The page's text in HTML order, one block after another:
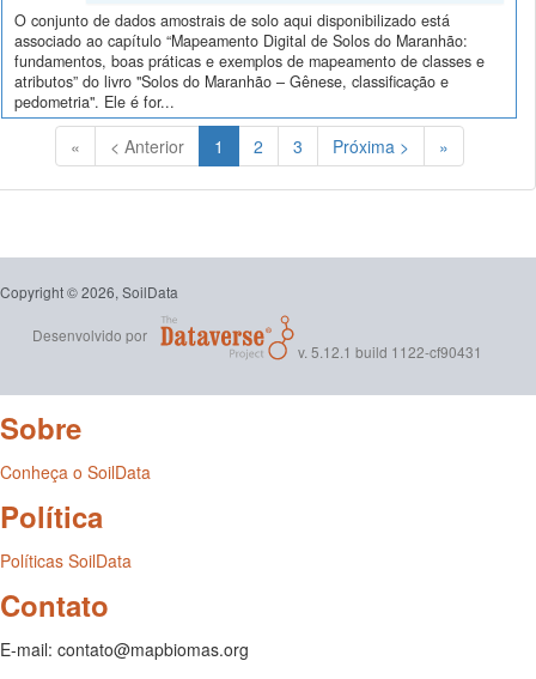
O conjunto de dados amostrais de solo aqui disponibilizado está
associado ao capítulo “Mapeamento Digital de Solos do Maranhão:
fundamentos, boas práticas e exemplos de mapeamento de classes e
atributos” do livro "Solos do Maranhão – Gênese, classificação e
pedometria". Ele é for...
« < Anterior 1 (Atual)
2 3 Próxima > »
Copyright © 2026, SoilData
Desenvolvido por
v. 5.12.1 build 1122-cf90431
Sobre
Conheça o SoilData
Política
Políticas SoilData
Contato
E-mail: contato@mapbiomas.org